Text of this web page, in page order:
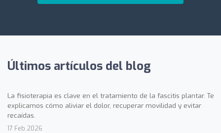
Últimos artículos del blog
La fisioterapia es clave en el tratamiento de la fascitis plantar. Te
explicamos cómo aliviar el dolor, recuperar movilidad y evitar
recaídas.
17 Feb 2026